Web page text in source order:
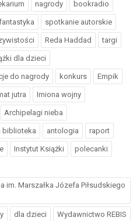
nagrody bookradio
spotkanie autorskie
Reda Haddad targi
dla dzieci
do nagrody konkurs Empik
jutra Imiona wojny
Archipelagi nieba
biblioteka antologia raport
Instytut Książki polecanki
im. Marszałka Józefa Piłsudskiego
dla dzieci Wydawnictwo REBIS